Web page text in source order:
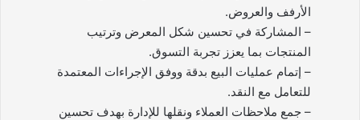
الأرفف والعروض.
– المشاركة في تحسين شكل المعرض وترتيب
المنتجات بما يعزز تجربة التسوق.
– إتمام عمليات البيع بدقة ووفق الإجراءات المعتمدة
للتعامل مع النقد.
– جمع ملاحظات العملاء ونقلها للإدارة بهدف تحسين